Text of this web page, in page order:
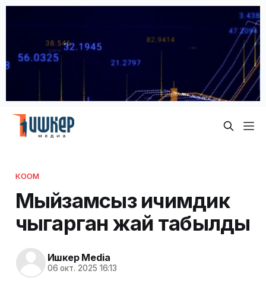
КООМ
Мыйзамсыз ичимдик
чыгарган жай табылды
Ишкер Media
06 окт. 2025 16:13